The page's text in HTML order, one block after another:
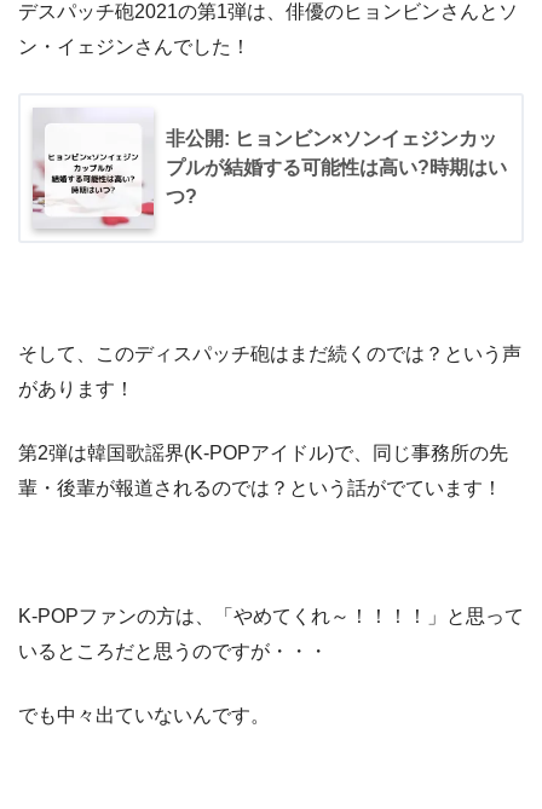
デスパッチ砲2021の第1弾は、俳優のヒョンビンさんとソ
ン・イェジンさんでした！
非公開: ヒョンビン×ソンイェジンカッ
プルが結婚する可能性は高い?時期はい
つ?
そして、このディスパッチ砲はまだ続くのでは？という声
があります！
第2弾は韓国歌謡界(K-POPアイドル)で、同じ事務所の先
輩・後輩が報道されるのでは？という話がでています！
K-POPファンの方は、「やめてくれ～！！！！」と思って
いるところだと思うのですが・・・
でも中々出ていないんです。